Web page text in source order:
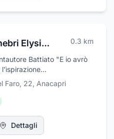
dal personale ed un
Onoranze Funebri Elysium 0.3 km
Battiato "E io avrò
l'ìspirazione
realtà lavorativa Elysium
di 25 anni, investe
per rendere ancora
impeccabile il servizio .
la discrezione,
prossimo e l’eticità che da
Faro, 22, Anacapri
Dettagli